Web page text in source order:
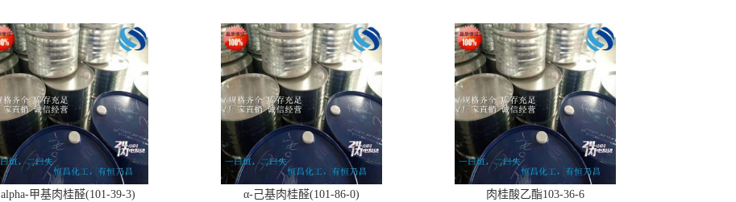
alpha-甲基肉桂醛(101-39-3) α-己基肉桂醛(101-86-0) 肉桂酸乙酯103-36-6